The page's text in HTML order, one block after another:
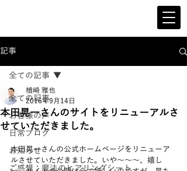
記事
全ての記事
お客様の声
日常ブログ
お知らせ
ご感想：魔法のヒアリングシート
全ての記事
本田晃一さんのサイトをリニューアルさ
せていただきました。
楢崎 雅也
2016年9月14日
本田晃一さんの公式ホームページをリニューア
ルさせていただきました。いや～～～、嬉し